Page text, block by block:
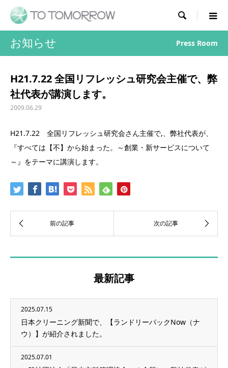

お知らせ Press Room
H21.7.22 全国リフレッシュ研究会主催で、弊
社代表が講演します。
2009.06.29
H21.7.22 全国リフレッシュ研究会さん主催で,、弊社代表が、
『すべては【不】から始まった。～創業・新サービスについて
～』をテーマに講演します。
最新記事
2025.07.15
日本クリーニング新聞で、【ランドリーパックNow（ナ
ウ）】が紹介されました。
2025.07.01